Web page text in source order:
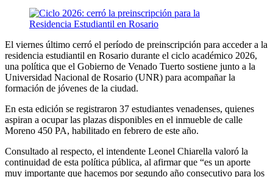
El viernes último cerró el período de preinscripción para acceder a la
residencia estudiantil en Rosario durante el ciclo académico 2026,
una política que el Gobierno de Venado Tuerto sostiene junto a la
Universidad Nacional de Rosario (UNR) para acompañar la
formación de jóvenes de la ciudad.
En esta edición se registraron 37 estudiantes venadenses, quienes
aspiran a ocupar las plazas disponibles en el inmueble de calle
Moreno 450 PA, habilitado en febrero de este año.
Consultado al respecto, el intendente Leonel Chiarella valoró la
continuidad de esta política pública, al afirmar que “es un aporte
muy importante que hacemos por segundo año consecutivo para los